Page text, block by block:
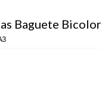
Baguete Bicolor